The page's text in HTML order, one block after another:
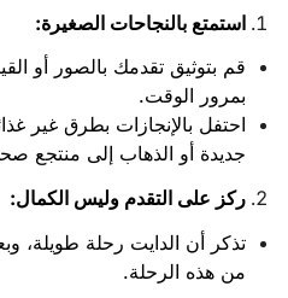
استمتع بالنجاحات الصغيرة:
قم بتوثيق تقدمك بالصور أو
بمرور الوقت.
احتفل بالإنجازات بطرق غير
جديدة أو الذهاب إلى منتجع
ركز على التقدم وليس الكمال:
تذكر أن الدايت رحلة طويلة،
من هذه الرحلة.